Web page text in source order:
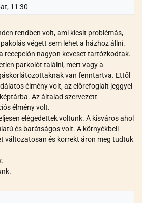
11:30
rendben volt, ami kicsit problémás,
végett sem lehet a házhoz állni.
recepción nagyon keveset tartózkodtak.
parkolót találni, mert vagy a
van fenntartva. Ettől
élmény volt, az előrefoglalt jeggyel
Az általad szervezett
élmény volt.
elégedettek voltunk. A kisváros ahol
és barátságos volt. A környékbeli
változatosan és korrekt áron meg tudtuk